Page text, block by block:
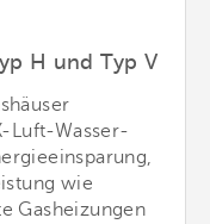
H und Typ V
Luft-Wasser-
wie
Gasheizungen